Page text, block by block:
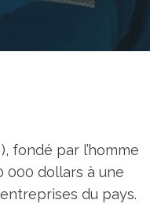
fondé par l’homme
000 dollars à une
du pays.